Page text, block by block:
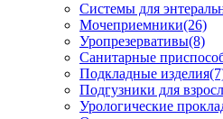
Системы для
Мочеприемники(26)
Уропрезервативы(8)
Санитарные
Подкладные изделия
Подгузники для
Урологические